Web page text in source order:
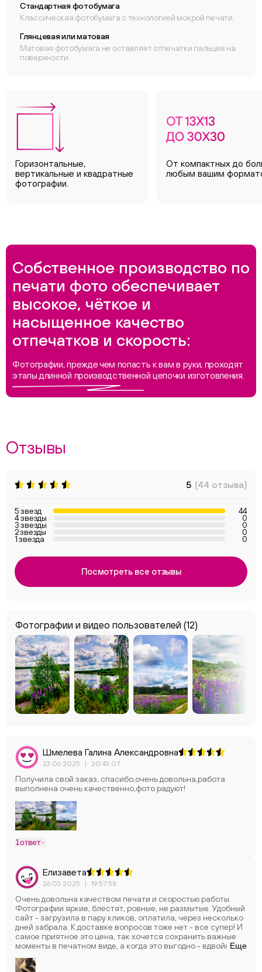
Стандартная фотобумага
Классическая фотобумага с технологией мокрой печати.
Глянцевая или матовая
Матовая фотобумага не оставляет отпечатки пальцев на
поверхности.
Горизонтальные,
вертикальные и квадратные
фотографии.
От компактных до
любым вашим
Собственное производство по
печати фото обеспечивает
высокое, чёткое и
насыщенное качество
отпечатков и скорость:
Фотографии, прежде чем попасть к вам в руки, проходят
этапы длинной производственной цепочки изготовления.
Отзывы
Фотографии и видео пользователей (12)
5 (44 отзыва)
5 звезд 44
4 звезды 0
3 звезды 0
2 звезды 0
1 звезда 0
Посмотреть все отзывы
Шмелева Галина Александровна
23.06.2025 | 20:43:07
Получила свой заказ, спасибо,очень довольна,работа
выполнена очень качественно,фото радуют!
1ответ
Елизавета
26.03.2025 | 19:57:58
Очень довольна качеством печати и скоростью работы.
Фотографии яркие, блестят, ровные, не размытые. Удобный
сайт - загрузила в пару кликов, оплатила, через несколько
дней забрала. К доставке вопросов тоже нет - все супер! И
самое приятное это цена, так хочется сохранить важные
моменты в печатном виде, а когда это выгодно - вдвойнеЕще